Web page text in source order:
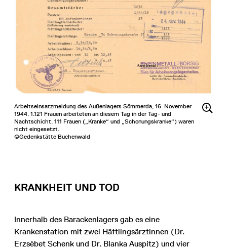
Arbeitseinsatzmeldung des Außenlagers Sömmerda, 16. November
1944. 1.121 Frauen arbeiteten an diesem Tag in der Tag- und
Nachtschicht. 111 Frauen („Kranke“ und „Schonungskranke“) waren
nicht eingesetzt.
©Gedenkstätte Buchenwald
KRANKHEIT UND TOD
Innerhalb des Barackenlagers gab es eine
Krankenstation mit zwei Häftlingsärztinnen (Dr.
Erzsébet Schenk und Dr. Blanka Auspitz) und vier